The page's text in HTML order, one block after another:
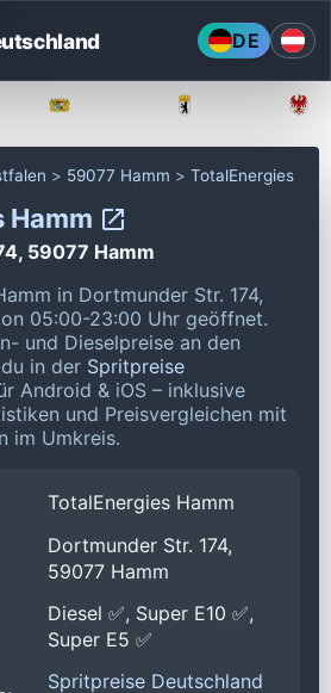
DE
59077 Hamm TotalEnergies
Hamm
59077 Hamm
in Dortmunder Str. 174,
05:00-23:00 Uhr geöffnet.
und Dieselpreise an den
in der Spritpreise
Android & iOS – inklusive
und Preisvergleichen mit
im Umkreis.
TotalEnergies Hamm
Dortmunder Str. 174,
59077 Hamm
Diesel ✅, Super E10 ✅,
Super E5 ✅
Spritpreise Deutschland